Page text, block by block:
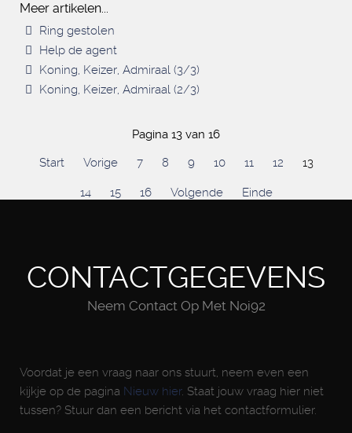
Meer artikelen...
Ring gestolen
Help de agent
Koning, Keizer, Admiraal (3/3)
Koning, Keizer, Admiraal (2/3)
Pagina 13 van 16
Start
Vorige 7 8 9 10 11 12 13
14 15 16 Volgende Einde
CONTACTGEGEVENS
Neem Contact Op Met Noi92
Voordat je een vraag naar ons stuurt, neem even een
kijkje op de pagina Nieuw hier. Staat jouw vraag hier niet
tussen? Stuur dan een bericht via het contactformulier.